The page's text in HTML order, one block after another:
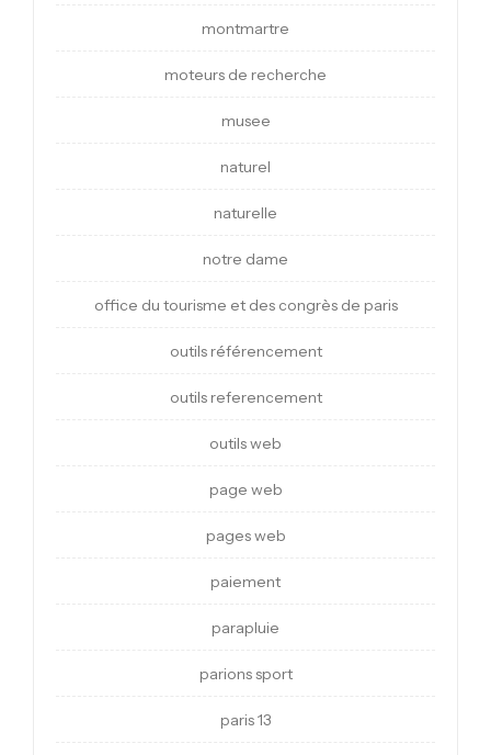
montmartre
moteurs de recherche
musee
naturel
naturelle
notre dame
office du tourisme et des congrès de paris
outils référencement
outils referencement
outils web
page web
pages web
paiement
parapluie
parions sport
paris 13